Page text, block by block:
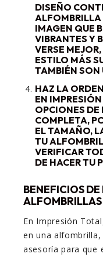
DISEÑO
IMAGEN QUE
VIBRANTES Y
VERSE
ESTILO MÁS
TAMBIÉN SON
HAZ LA
EN
OPCIONES
COMPLETA,
EL TAMAÑO,
TU
VERIFICAR
DE HACER TU
BENEFICIOS
En Impresión
en una
asesoría para que